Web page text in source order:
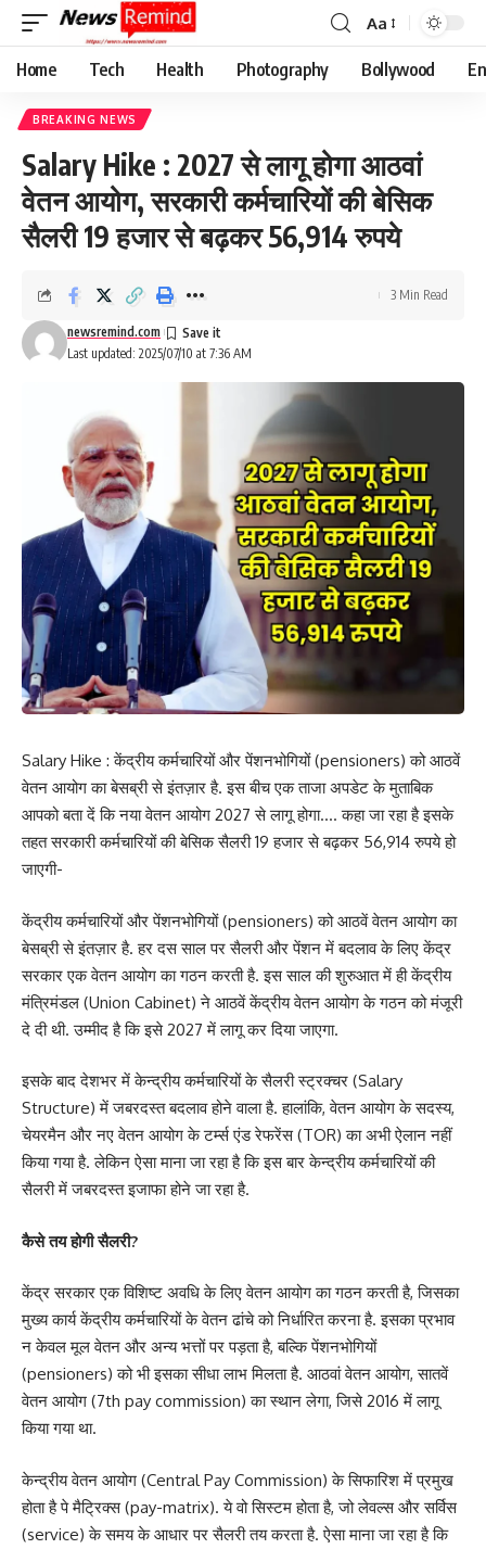
Font
Resizer
Aa
Home Tech Health Photography Bollywood
BREAKING NEWS
Salary Hike : 2027 से लागू होगा आठवां
वेतन आयोग, सरकारी कर्मचारियों की बेसिक
सैलरी 19 हजार से बढ़कर 56,914 रुपये
Last updated: 2025/07/10 at 7:36 AM
newsremind.com
3 Min Read
Salary Hike : केंद्रीय कर्मचारियों और पेंशनभोगियों (pensioners) को आठवें
वेतन आयोग का बेसब्री से इंतज़ार है. इस बीच एक ताजा अपडेट के मुताबिक
आपको बता दें कि नया वेतन आयोग 2027 से लागू होगा…. कहा जा रहा है इसके
तहत सरकारी कर्मचारियों की बेसिक सैलरी 19 हजार से बढ़कर 56,914 रुपये हो
जाएगी-
केंद्रीय कर्मचारियों और पेंशनभोगियों (pensioners) को आठवें वेतन आयोग का
बेसब्री से इंतज़ार है. हर दस साल पर सैलरी और पेंशन में बदलाव के लिए केंद्र
सरकार एक वेतन आयोग का गठन करती है. इस साल की शुरुआत में ही केंद्रीय
मंत्रिमंडल (Union Cabinet) ने आठवें केंद्रीय वेतन आयोग के गठन को मंजूरी
दे दी थी. उम्मीद है कि इसे 2027 में लागू कर दिया जाएगा.
इसके बाद देशभर में केन्द्रीय कर्मचारियों के सैलरी स्ट्रक्चर (Salary
Structure) में जबरदस्त बदलाव होने वाला है. हालांकि, वेतन आयोग के सदस्य,
चेयरमैन और नए वेतन आयोग के टर्म्स एंड रेफरेंस (TOR) का अभी ऐलान नहीं
किया गया है. लेकिन ऐसा माना जा रहा है कि इस बार केन्द्रीय कर्मचारियों की
सैलरी में जबरदस्त इजाफा होने जा रहा है.
कैसे तय होगी सैलरी?
केंद्र सरकार एक विशिष्ट अवधि के लिए वेतन आयोग का गठन करती है, जिसका
मुख्य कार्य केंद्रीय कर्मचारियों के वेतन ढांचे को निर्धारित करना है. इसका प्रभाव
न केवल मूल वेतन और अन्य भत्तों पर पड़ता है, बल्कि पेंशनभोगियों
(pensioners) को भी इसका सीधा लाभ मिलता है. आठवां वेतन आयोग, सातवें
वेतन आयोग (7th pay commission) का स्थान लेगा, जिसे 2016 में लागू
किया गया था.
केन्द्रीय वेतन आयोग (Central Pay Commission) के सिफारिश में प्रमुख
होता है पे मैट्रिक्स (pay-matrix). ये वो सिस्टम होता है, जो लेवल्स और सर्विस
(service) के समय के आधार पर सैलरी तय करता है. ऐसा माना जा रहा है कि